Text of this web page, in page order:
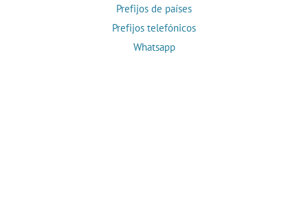
Prefijos de países
Prefijos telefónicos
Whatsapp